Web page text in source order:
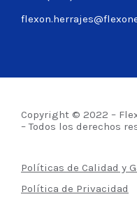
Copyright © 2022 –
– Todos los derechos
Políticas de Calidad y
Política de Privacidad